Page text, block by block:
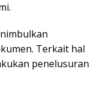
Terkait hal
penelusuran